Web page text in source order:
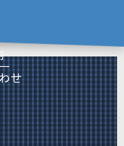
せ